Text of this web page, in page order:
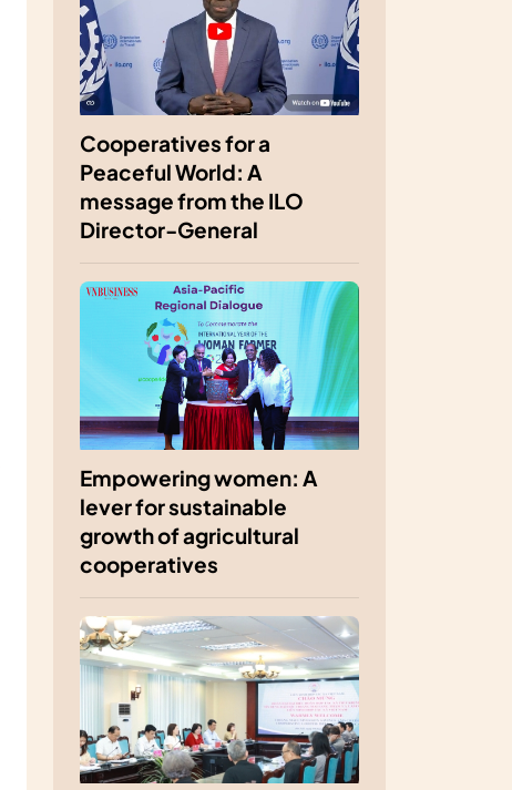
Cooperatives for a
Peaceful World: A
message from the ILO
Director-General
Empowering women: A
lever for sustainable
growth of agricultural
cooperatives